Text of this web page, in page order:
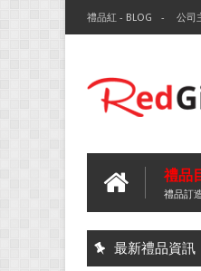
禮品紅 - BLOG 公司
禮品
禮品訂
最新禮品資訊